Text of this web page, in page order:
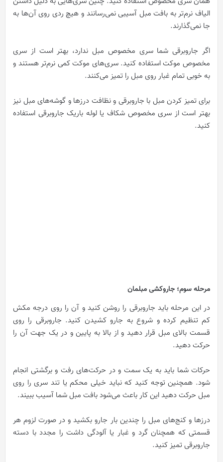
الیاف نرم‌تر به بافت مبل آسیبی نمی‌رسانند و هیچ ردی روی آن‌ها به
جا نمی‌گذارند.
اگر جاروبرقی شما سری مخصوص مبل ندارد، بهتر است از سری
مخصوص موکت استفاده کنید. سری‌های موکت کمی نرم‌تر هستند و
به خوبی تمام غبار روی مبل را تمیز می‌کنند.
برای تمیز کردن مبل با جاروبرقی و نظافت درزها و گوشه‌های مبل نیز
بهتر است از سری مخصوص شکاف یا لوله باریک جاروبرقی استفاده
کنید.
مرحله سوم؛ جاروکشی مبلمان
در این مرحله باید جاروبرقی را روشن کنید و آن را روی درجه مکش
کم تنظیم کرده و شروع به جارو کشیدن کنید. جاروبرقی را روی
قسمت بالای مبل قرار دهید و از بالا به پایین و در یک جهت آن را
حرکت دهید.
حرکات شما باید به یک سمت و در حرکت‌های رفت و برگشتی انجام
شود. همچنین توجه کنید که نباید خیلی محکم یا تند سری را روی
مبل حرکت دهید این کار باعث می‌شود بافت مبل شما آسیب ببیند.
درزها و کنج‌های مبل را چندین بار جارو بکشید و در صورت لزوم هر
قسمتی که همچنان گرد و غبار یا آلودگی داشت را مجدد با دسته
جاروبرقی تمیز کنید.